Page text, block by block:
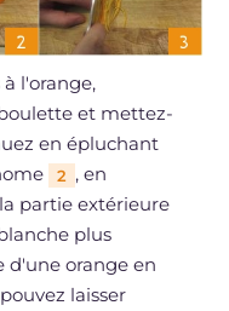
l'orange,
et mettez-
en épluchant
2 , en
partie extérieure
plus
d'une orange en
laisser